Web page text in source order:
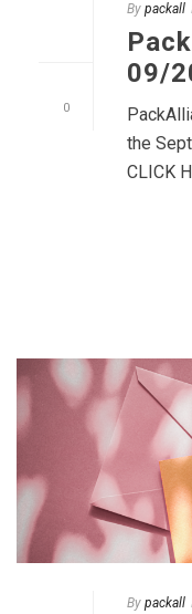
0
By packall
09/
the
CLICK
By packall